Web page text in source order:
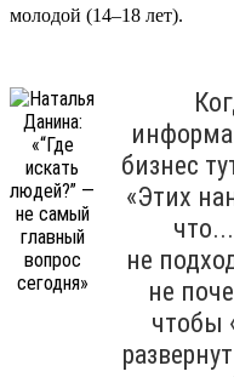
молодой (14–18 лет).
бизнес
«Этих
не
не
чтобы